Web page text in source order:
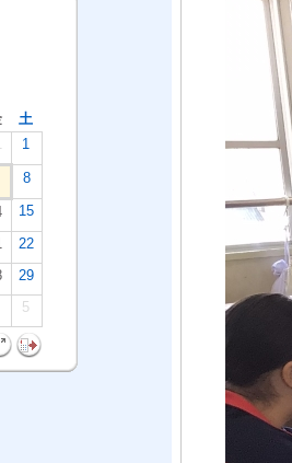
土
1
8
15
22
29
5